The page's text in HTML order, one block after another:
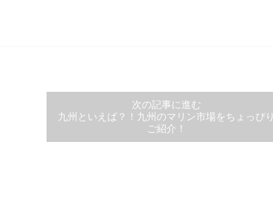
次の記事に進む
九州といえば？！九州のマリン市場をちょっぴり
ご紹介！